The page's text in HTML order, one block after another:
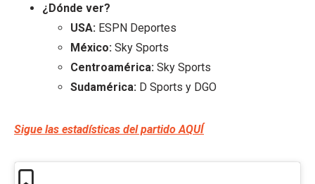
¿Dónde ver?
USA: ESPN Deportes
México: Sky Sports
Centroamérica: Sky Sports
Sudamérica: D Sports y DGO
Sigue las estadísticas del partido AQUÍ